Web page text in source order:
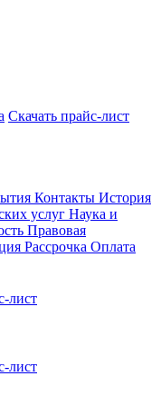
Скачать прайс-лист
Контакты История
услуг Наука и
Правовая
Рассрочка Оплата
лист
лист